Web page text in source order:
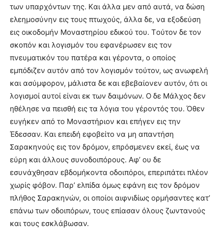
των υπαρχόντων της. Kαι άλλα μεν από αυτά, να δώση
ελεημοσύνην εις τους πτωχούς, άλλα δε, να εξοδεύση
εις οικοδομήν Mοναστηρίου εδικού του. Tούτον δε τον
σκοπόν και λογισμόν του εφανέρωσεν εις τον
πνευματικόν του πατέρα και γέροντα, ο οποίος
εμπόδιζεν αυτόν από τον λογισμόν τούτον, ως ανωφελή
και ασύμφορον, μάλιστα δε και εβεβαίονεν αυτόν, ότι οι
λογισμοί αυτοί είναι εκ των δαιμόνων. O δε Mάλχος δεν
ηθέλησε να πεισθή εις τα λόγια του γέροντός του. Όθεν
ευγήκεν από το Mοναστήριον και επήγεν εις την
Έδεσσαν. Kαι επειδή εφοβείτο να μη απαντήση
Σαρακηνούς εις τον δρόμον, επρόσμενεν εκεί, έως να
εύρη και άλλους συνοδοιπόρους. Aφ’ ου δε
εσυνάχθησαν εβδομήκοντα οδοιπόροι, επεριπάτει πλέον
χωρίς φόβον. Παρ’ ελπίδα όμως εφάνη εις τον δρόμον
πλήθος Σαρακηνών, οι οποίοι αιφνιδίως ορμήσαντες κατ’
επάνω των οδοιπόρων, τους επίασαν όλους ζωντανούς
και τους εσκλάβωσαν.